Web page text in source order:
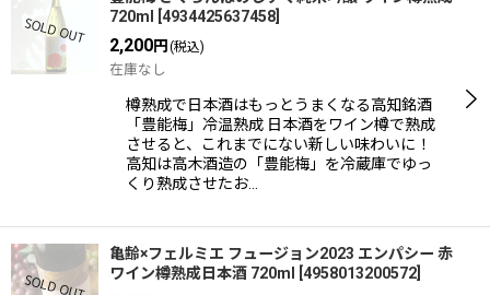
720ml
4934425637458
2,200円 (税込)
在庫なし
樽熟成で日本酒はもっとうまくなる高知銘酒
「豊能梅」冷温熟成 日本酒をワイン樽で熟成
させると、これまでにない新しい味わいに！
高知は高木酒造の「豊能梅」を冷蔵庫でゆっ
くり熟成させたお…
亀齢×フェルミエ フュージョン2023 エンパシー 赤
ワイン樽熟成日本酒 720ml
4958013200572